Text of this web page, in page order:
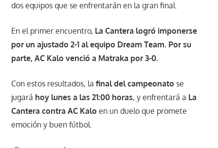
dos equipos que se enfrentarán en la gran final.
En el primer encuentro, La Cantera logró imponerse
por un ajustado 2-1 al equipo Dream Team. Por su
parte, AC Kalo venció a Matraka por 3-0.
Con estos resultados, la final del campeonato se
jugará hoy lunes a las 21:00 horas, y enfrentará a La
Cantera contra AC Kalo en un duelo que promete
emoción y buen fútbol.